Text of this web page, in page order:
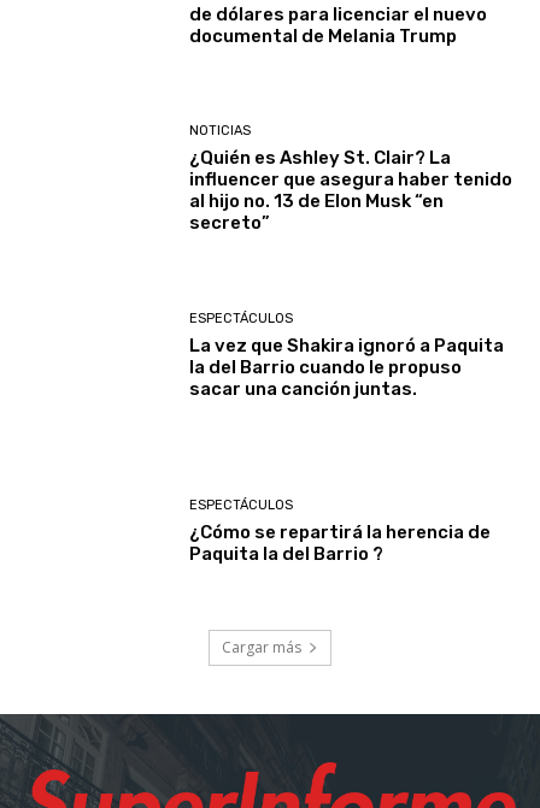
de dólares para licenciar el nuevo
documental de Melania Trump
NOTICIAS
¿Quién es Ashley St. Clair? La
influencer que asegura haber tenido
al hijo no. 13 de Elon Musk “en
secreto”
ESPECTÁCULOS
La vez que Shakira ignoró a Paquita
la del Barrio cuando le propuso
sacar una canción juntas.
ESPECTÁCULOS
¿Cómo se repartirá la herencia de
Paquita la del Barrio ?
Cargar más